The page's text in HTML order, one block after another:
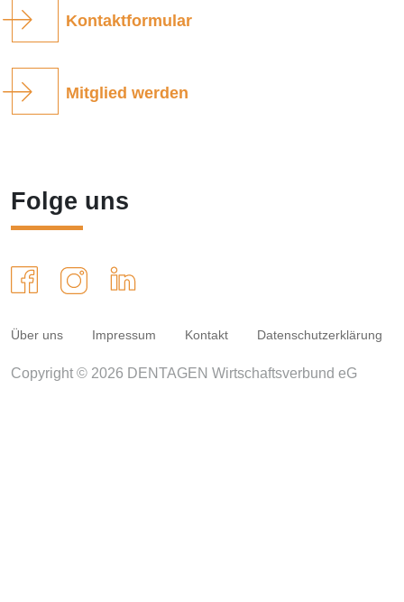
Kontaktformular
Mitglied werden
Folge uns
Über uns Impressum Kontakt Datenschutzerklärung
Copyright © 2026 DENTAGEN Wirtschaftsverbund eG